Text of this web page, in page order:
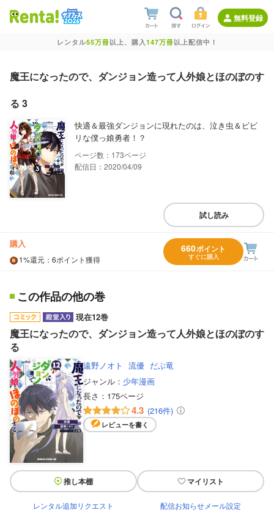
無料登録
レンタル55万冊以上、購入147万冊以上配信中！
魔王になったので、ダンジョン造って人外娘とほのぼのす
る 3
快適＆最強ダンジョンに現れたのは、泣き虫＆ビビ
リな僕っ娘勇者！？
173
配信日：2020/04/09
試し読み
購入
1%還元 ：6ポイント獲得
660ポイント
すぐに購入
この作品の他の巻
現在12巻
魔王になったので、ダンジョン造って人外娘とほのぼのす
る
遠野ノオト 流優 だぶ竜
ジャンル： 少年漫画
長さ： 175ページ
4.3 (216件)
レビューを書く
推し本棚 マイリスト
レンタル追加リクエスト 配信お知らせメール設定